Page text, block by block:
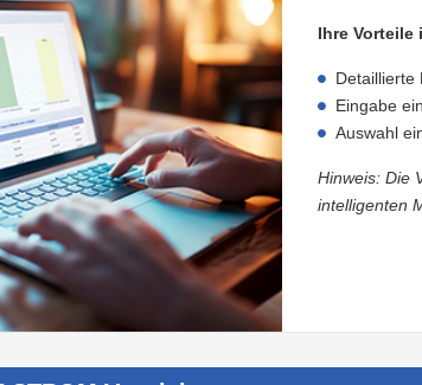
Ihre Vorteile
Detaillierte
Eingabe
Auswahl
Hinweis: Die
intelligenten